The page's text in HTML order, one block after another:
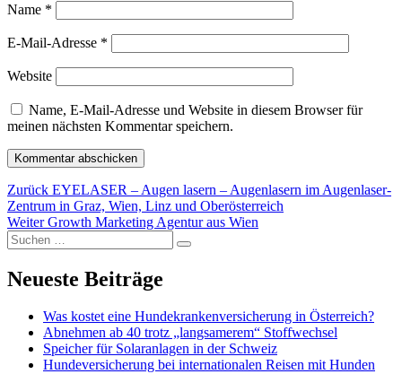
Name *
E-Mail-Adresse *
Website
Name, E-Mail-Adresse und Website in diesem Browser für
meinen nächsten Kommentar speichern.
Beitragsnavigation
Zurück Vorheriger
Beitrag:
EYELASER – Augen lasern – Augenlasern im Augenlaser-
Zentrum in Graz, Wien, Linz und Oberösterreich
Weiter Nächster
Beitrag:
Growth Marketing Agentur aus Wien
Suchen
nach:
Suchen
Neueste Beiträge
Was kostet eine Hundekrankenversicherung in Österreich?
Abnehmen ab 40 trotz „langsamerem“ Stoffwechsel
Speicher für Solaranlagen in der Schweiz
Hundeversicherung bei internationalen Reisen mit Hunden